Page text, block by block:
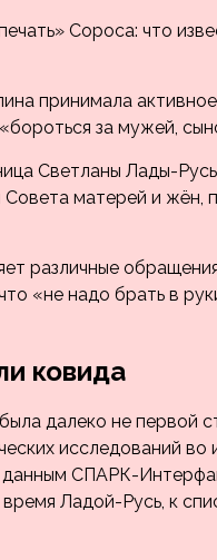
Сороса: что
принимала
за мужей,
Светланы Лады-
Совета матерей и
различные
«не надо брать в
ковида
далеко не первой
исследований
СПАРК-
Ладой-Русь, к